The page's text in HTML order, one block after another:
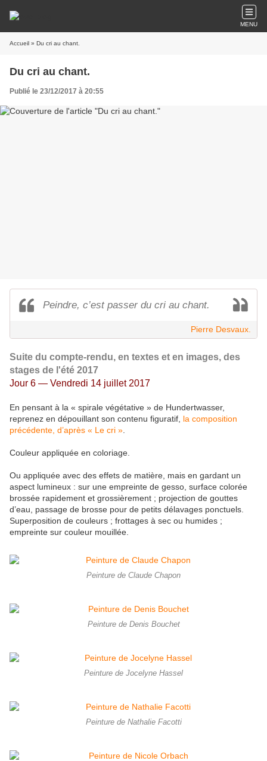
MENU
Accueil » Du cri au chant.
Du cri au chant.
Publié le 23/12/2017 à 20:55
Peindre, c’est passer du cri au chant.
Pierre Desvaux.
Suite du compte-rendu, en textes et en images, des
stages de l'été 2017
Jour 6 — Vendredi 14 juillet 2017
En pensant à la « spirale végétative » de Hundertwasser,
reprenez en dépouillant son contenu figuratif, la composition
précédente, d’après « Le cri »
Couleur appliquée en coloriage.
Ou appliquée avec des effets de matière, mais en gardant un
aspect lumineux : sur une empreinte de gesso, surface colorée
brossée rapidement et grossièrement ; projection de gouttes
d’eau, passage de brosse pour de petits délavages ponctuels.
Superposition de couleurs ; frottages à sec ou humides ;
empreinte sur couleur mouillée.
Peinture de Claude Chapon
Peinture de Denis Bouchet
Peinture de Jocelyne Hassel
Peinture de Nathalie Facotti